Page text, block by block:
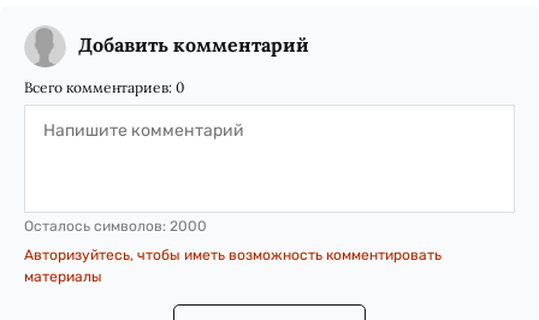
Добавить комментарий
Всего комментариев: 0
Осталось символов: 2000
Авторизуйтесь, чтобы иметь возможность комментировать
материалы